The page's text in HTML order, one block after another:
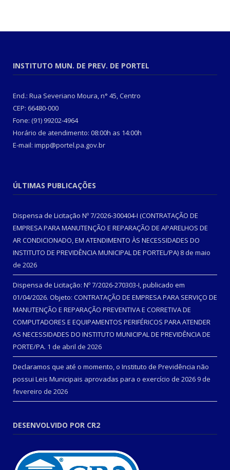
INSTITUTO MUN. DE PREV. DE PORTEL
End.: Rua Severiano Moura, n° 45, Centro
CEP: 66480-000
Fone: (91) 99202-4964
Horário de atendimento: 08:00h as 14:00h
E-mail: impp@portel.pa.gov.br
ÚLTIMAS PUBLICAÇÕES
Dispensa de Licitação Nº 7/2026-300404-I (CONTRATAÇÃO DE
EMPRESA PARA MANUTENÇÃO E REPARAÇÃO DE APARELHOS DE
AR CONDICIONADO, EM ATENDIMENTO ÀS NECESSIDADES DO
INSTITUTO DE PREVIDÊNCIA MUNICIPAL DE PORTEL/PA) 8 de maio
de 2026
Dispensa de Licitação: Nº 7/2026-270303-I, publicado em
01/04/2026. Objeto: CONTRATAÇÃO DE EMPRESA PARA SERVIÇO DE
MANUTENÇÃO E REPARAÇÃO PREVENTIVA E CORRETIVA DE
COMPUTADORES E EQUIPAMENTOS PERIFÉRICOS PARA ATENDER
AS NECESSIDADES DO INSTITUTO MUNICIPAL DE PREVIDÊNCIA DE
PORTE/PA. 1 de abril de 2026
Declaramos que até o momento, o Instituto de Previdência não
possui Leis Municipais aprovadas para o exercício de 2026 9 de
fevereiro de 2026
DESENVOLVIDO POR CR2